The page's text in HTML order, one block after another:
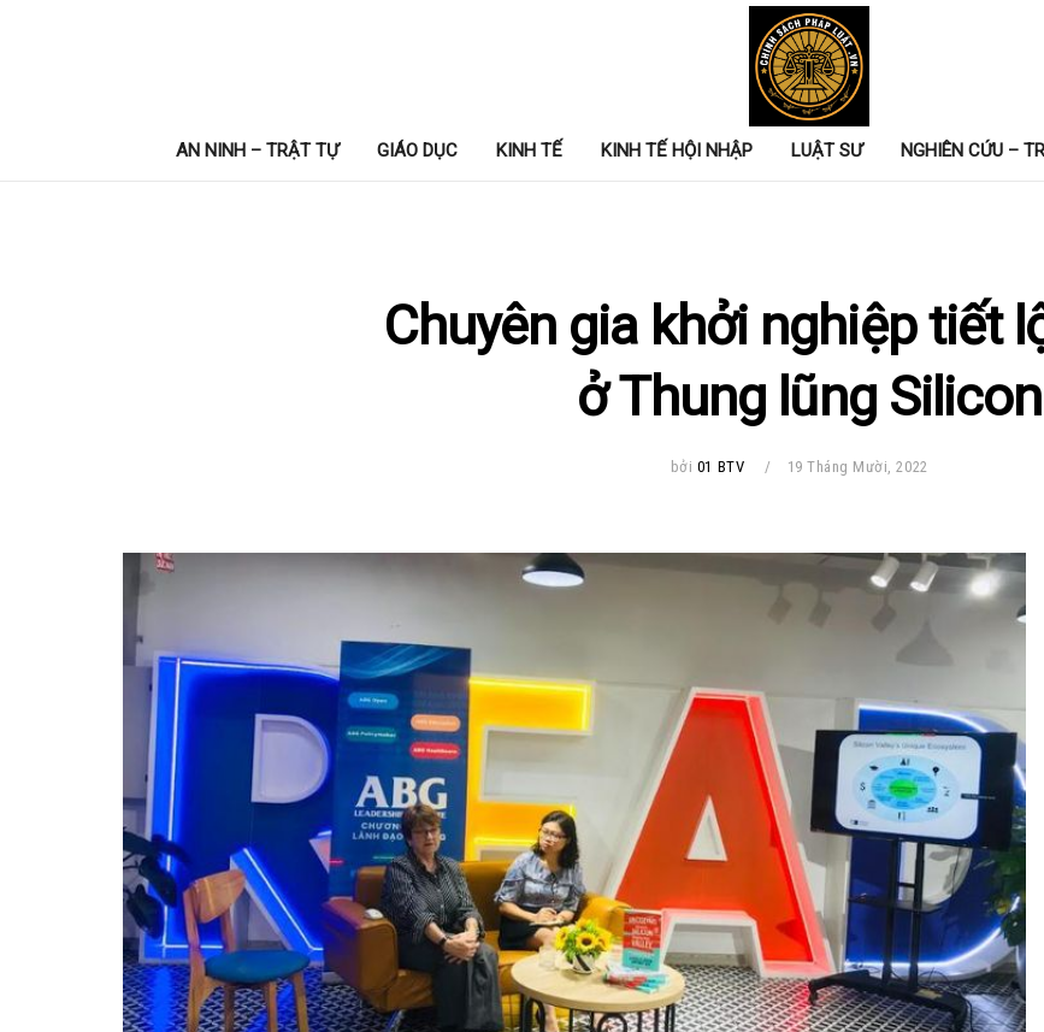
AN NINH – TRẬT TỰ GIÁO DỤC KINH TẾ KINH TẾ HỘI NHẬP LUẬT SƯ NGHIÊN CỨU –
Chuyên gia khởi nghiệp tiết
ở Thung lũng Silicon
bởi 01 BTV 19 Tháng Mười, 2022